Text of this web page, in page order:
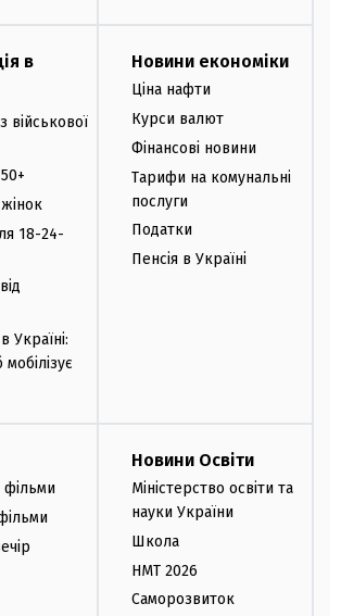
в
військової
жінок
18-24-
Україні:
мобілізує
Новини економіки
Ціна нафти
Курси валют
Фінансові новини
Тарифи на комунальні
послуги
Податки
Пенсія в Україні
фільми
Новини Освіти
Міністерство освіти та
науки України
Школа
НМТ 2026
Саморозвиток